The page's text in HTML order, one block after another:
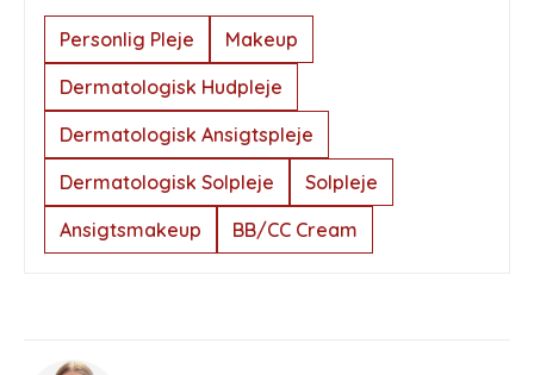
Personlig Pleje
Makeup
Dermatologisk Hudpleje
Dermatologisk Ansigtspleje
Dermatologisk Solpleje
Solpleje
Ansigtsmakeup
BB/CC Cream